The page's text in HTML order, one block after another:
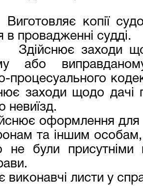
Виготовляє копії
в провадженні судді.
Здійснює заходи
або
процесуального
заходи щодо
невиїзд.
оформлення для
та іншим особам,
не були присутніми
виконавчі листи у